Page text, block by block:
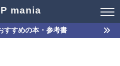
mania
すすめの本・参考書